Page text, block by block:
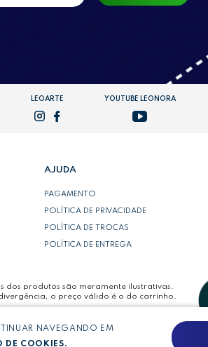
LEOARTE YOUTUBE LEONORA
AJUDA
PAGAMENTO
POLÍTICA DE PRIVACIDADE
POLÍTICA DE TROCAS
POLÍTICA DE ENTREGA
dos produtos são meramente ilustrativas.
o preço válido é o do carrinho.
NAVEGANDO EM
DE COOKIES.